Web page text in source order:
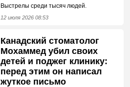
Выстрелы среди тысяч людей.
12 июля 2026 08:53
Канадский стоматолог
Мохаммед убил своих
детей и поджег клинику:
перед этим он написал
жуткое письмо